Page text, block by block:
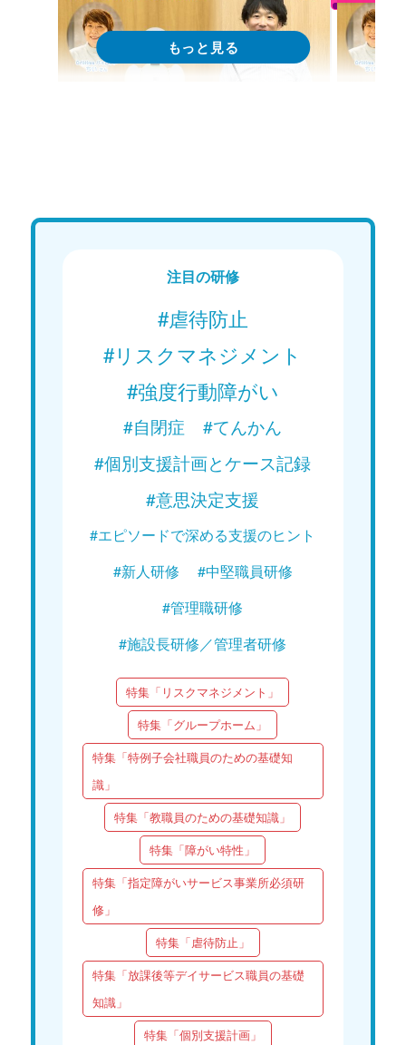
Web講義を視聴する
注目の研修
#虐待防止
#リスクマネジメント
#強度行動障がい
#自閉症
#てんかん
#個別支援計画とケース記録
#意思決定支援
#エピソードで深める支援のヒント
#新人研修
#中堅職員研修
#管理職研修
#施設長研修／管理者研修
特集「リスクマネジメント」
特集「グループホーム」
特集「特例子会社職員のための基礎知
識」
特集「教職員のための基礎知識」
特集「障がい特性」
特集「指定障がいサービス事業所必須研
修」
特集「虐待防止」
特集「放課後等デイサービス職員の基礎
知識」
特集「個別支援計画」